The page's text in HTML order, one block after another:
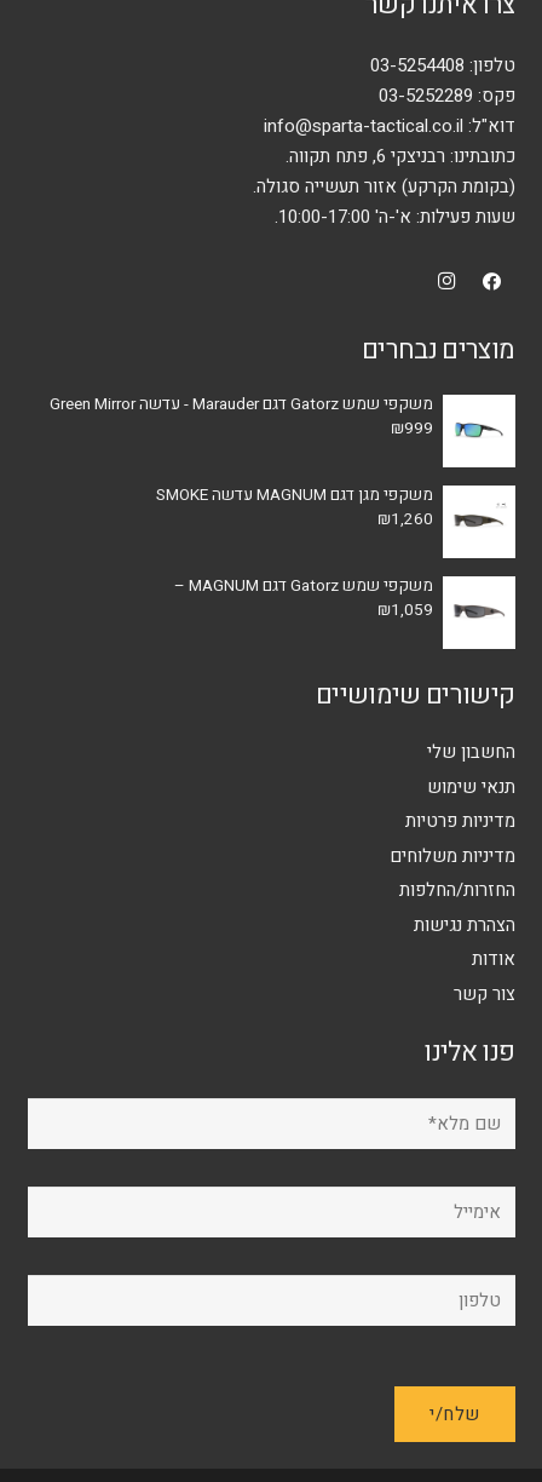
המוצר
טלפון: 03-5254408
פקס: 03-5252289
דוא"ל: info@sparta-tactical.co.il
כתובתינו: רבניצקי 6, פתח תקווה.
(בקומת הקרקע) אזור תעשייה סגולה.
שעות פעילות: א'-ה' 10:00-17:00.
מוצרים נבחרים
משקפי שמש Gatorz דגם Marauder - עדשה Green Mirror
₪999
משקפי מגן דגם MAGNUM עדשה SMOKE
₪1,260
משקפי שמש Gatorz דגם MAGNUM –
₪1,059
קישורים שימושיים
החשבון שלי
תנאי שימוש
מדיניות פרטיות
מדיניות משלוחים
החזרות/החלפות
הצהרת נגישות
אודות
צור קשר
פנו אלינו